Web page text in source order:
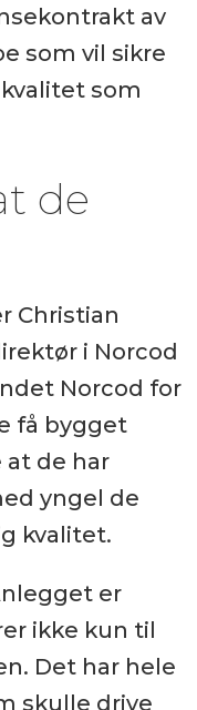
av
som vil sikre
som
de
Christian
i Norcod
Norcod for
få bygget
at de har
yngel de
kvalitet.
er
ikke kun til
Det har hele
skulle drive